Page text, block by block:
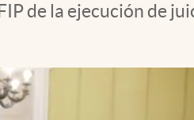
de la ejecución de